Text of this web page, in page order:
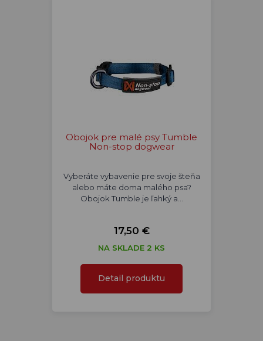
Obojok pre malé psy Tumble
Non-stop dogwear
Vyberáte vybavenie pre svoje šteňa
alebo máte doma malého psa?
Obojok Tumble je ľahký a…
17,50 €
NA SKLADE 2 KS
Detail produktu